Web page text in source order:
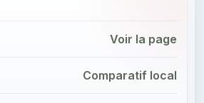
Voir la page
Comparatif local